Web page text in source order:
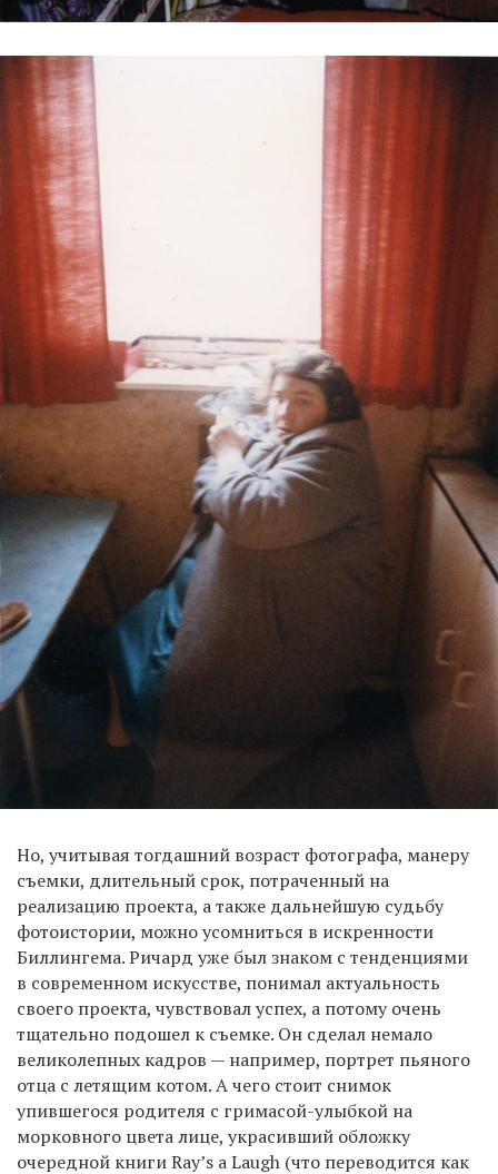
Но, учитывая тогдашний возраст фотографа, манеру
съемки, длительный срок, потраченный на
реализацию проекта, а также дальнейшую судьбу
фотоистории, можно усомниться в искренности
Биллингема. Ричард уже был знаком с тенденциями
в современном искусстве, понимал актуальность
своего проекта, чувствовал успех, а потому очень
тщательно подошел к съемке. Он сделал немало
великолепных кадров — например, портрет пьяного
отца с летящим котом. А чего стоит снимок
упившегося родителя с гримасой-улыбкой на
морковного цвета лице, украсивший обложку
очередной книги Ray’s a Laugh (что переводится как